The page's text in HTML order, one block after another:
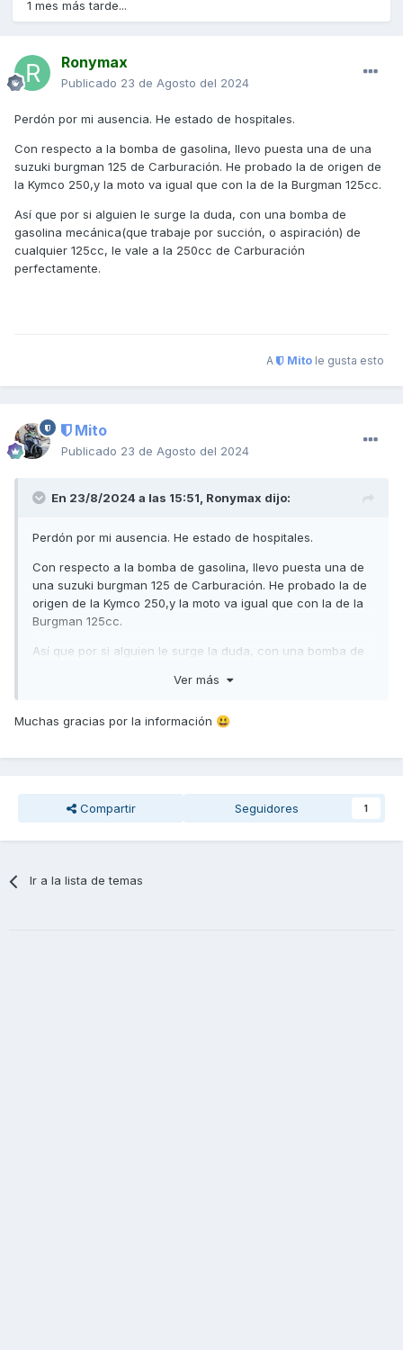
1 mes más tarde...
Ronymax
Publicado 23 de Agosto del 2024
Perdón por mi ausencia. He estado de hospitales.
Con respecto a la bomba de gasolina, llevo puesta una de una
suzuki burgman 125 de Carburación. He probado la de origen de
la Kymco 250,y la moto va igual que con la de la Burgman 125cc.
Así que por si alguien le surge la duda, con una bomba de
gasolina mecánica(que trabaje por succión, o aspiración) de
cualquier 125cc, le vale a la 250cc de Carburación
perfectamente.
A Mito le gusta esto
Mito
Publicado 23 de Agosto del 2024
En 23/8/2024 a las 15:51, Ronymax dijo:
Perdón por mi ausencia. He estado de hospitales.
Con respecto a la bomba de gasolina, llevo puesta una de
una suzuki burgman 125 de Carburación. He probado la de
origen de la Kymco 250,y la moto va igual que con la de la
Burgman 125cc.
Así que por si alguien le surge la duda, con una bomba de
de cualquier 125cc, le vale a la 250cc de Carburación
Ver más
Muchas gracias por la información 😃
Compartir Seguidores 1
Ir a la lista de temas